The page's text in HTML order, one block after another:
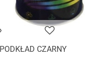
CZARNY